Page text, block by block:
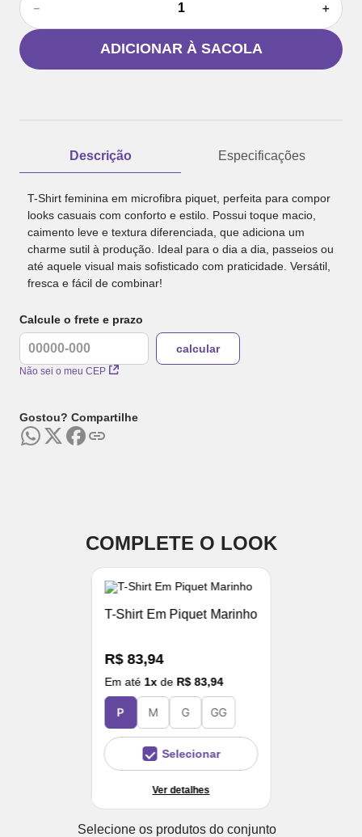
＋
－
ADICIONAR À SACOLA
Descrição Especificações
T-Shirt feminina em microfibra piquet, perfeita para compor
looks casuais com conforto e estilo. Possui toque macio,
caimento leve e textura diferenciada, que adiciona um
charme sutil à produção. Ideal para o dia a dia, passeios ou
até aquele visual mais sofisticado com praticidade. Versátil,
fresca e fácil de combinar!
Calcule o frete e prazo
Não sei o meu CEP
Gostou? Compartilhe
COMPLETE O LOOK
T-Shirt Em Piquet Marinho
R$ 83,94
Em até 1x de R$ 83,94
P M G GG
Selecionar
Ver detalhes
Selecione os produtos do conjunto